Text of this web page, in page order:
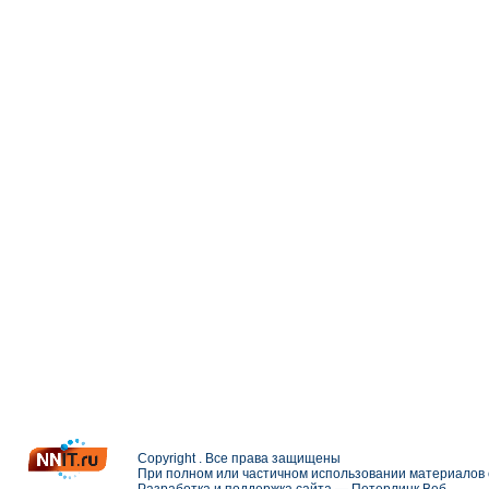
Copyright . Все права защищены
При полном или частичном использовании